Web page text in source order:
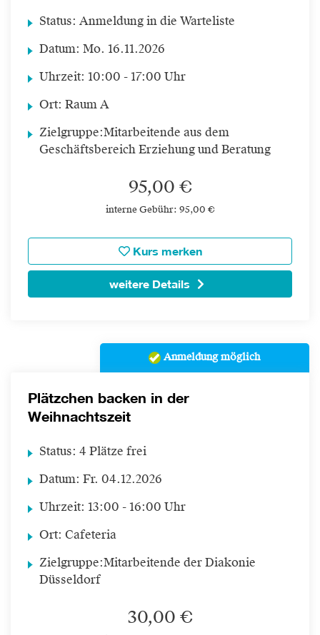
Status: Anmeldung in die Warteliste
Datum: Mo. 16.11.2026
Uhrzeit: 10:00 - 17:00 Uhr
Ort: Raum A
Zielgruppe:Mitarbeitende aus dem
Geschäftsbereich Erziehung und Beratung
95,00 €
interne Gebühr: 95,00 €
Kurs merken
weitere Details
Anmeldung möglich
Plätzchen backen in der
Weihnachtszeit
Status: 4 Plätze frei
Datum: Fr. 04.12.2026
Uhrzeit: 13:00 - 16:00 Uhr
Ort: Cafeteria
Zielgruppe:Mitarbeitende der Diakonie
Düsseldorf
30,00 €